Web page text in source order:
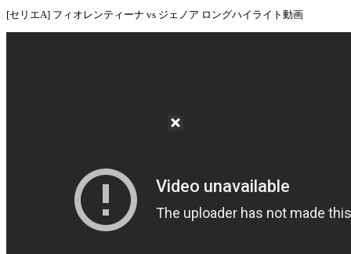
[セリエA] フィオレンティーナ vs ジェノア ロングハイライト動画